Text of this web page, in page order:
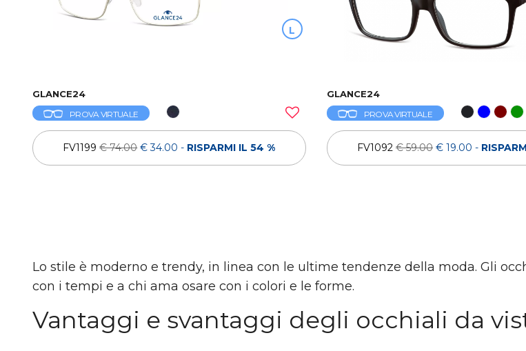
L
GLANCE24
PROVA VIRTUALE
FV1199€ 74.00 € 34.00 - RISPARMI IL 54 %
GLANCE24
PROVA VIRTUALE
FV1092 € 59.00 € 19.00 -
Lo stile è moderno e trendy, in linea con le ultime tendenze della moda. Gli
con i tempi e a chi ama osare con i colori e le forme.
Vantaggi e svantaggi degli occhiali da